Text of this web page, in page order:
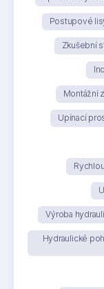
Postupové
Zkušební
Montážní
Upínací
Výroba
Hydraulické